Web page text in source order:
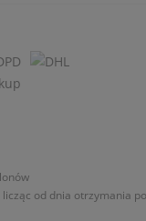
od dnia otrzymania